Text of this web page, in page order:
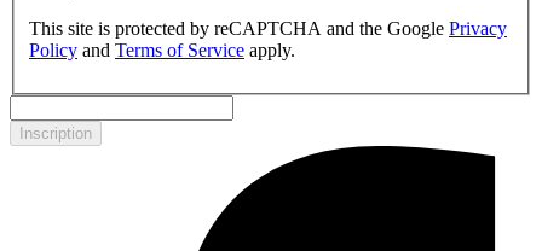
This site is protected by reCAPTCHA and the Google Privacy
Policy and Terms of Service apply.
Inscription